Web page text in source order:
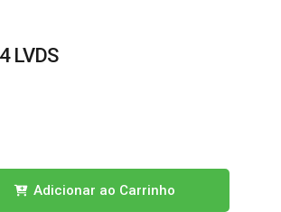
LVDS
Adicionar ao Carrinho